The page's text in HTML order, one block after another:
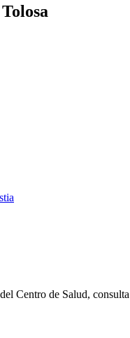
Centro de Salud, consulta